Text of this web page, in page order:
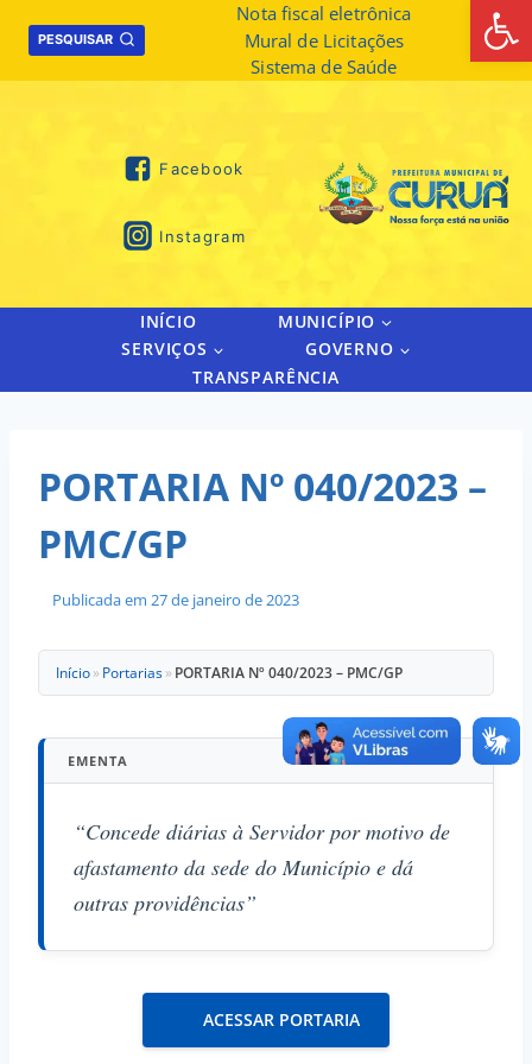
PESQUISAR
Nota fiscal eletrônica
Mural de Licitações
Sistema de Saúde
Facebook
Instagram
INÍCIO
MUNICÍPIO
SERVIÇOS
GOVERNO
TRANSPARÊNCIA
PORTARIA Nº 040/2023 –
PMC/GP
Publicada em 27 de janeiro de 2023
Início» Portarias» PORTARIA Nº 040/2023 – PMC/GP
EMENTA
“Concede diárias à Servidor por motivo de
afastamento da sede do Município e dá
outras providências”
ACESSAR PORTARIA